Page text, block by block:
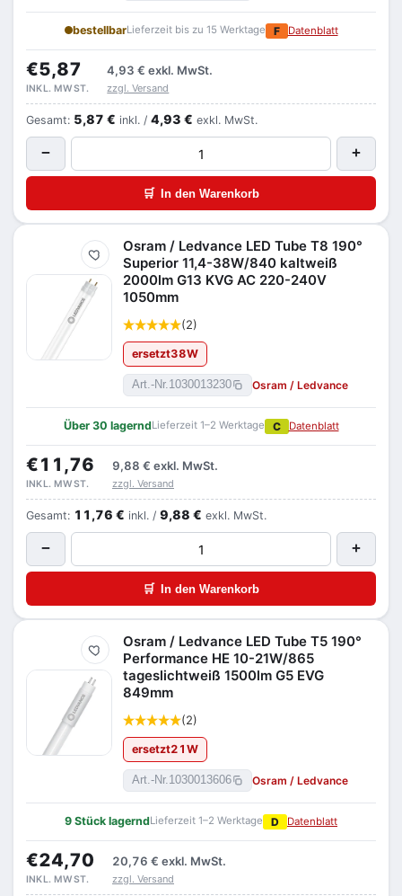
bestellbarLieferzeit bis zu 15 Werktage F Datenblatt
€5,87 4,93 € exkl. MwSt.
INKL. MWST. zzgl. Versand
Gesamt: 5,87 € inkl. / 4,93 € exkl. MwSt.
− +
🛒 In den Warenkorb
Merken
Osram / Ledvance LED Tube T8 190°
Superior 11,4-38W/840 kaltweiß
2000lm G13 KVG AC 220-240V
1050mm
(2)
ersetzt38W
Art.-Nr.1030013230 Osram / Ledvance
Über 30 lagerndLieferzeit 1–2 Werktage C Datenblatt
€11,76 9,88 € exkl. MwSt.
INKL. MWST. zzgl. Versand
Gesamt: 11,76 € inkl. / 9,88 € exkl. MwSt.
− +
🛒 In den Warenkorb
Merken
Osram / Ledvance LED Tube T5 190°
Performance HE 10-21W/865
tageslichtweiß 1500lm G5 EVG
849mm
(2)
ersetzt21 W
Art.-Nr.1030013606 Osram / Ledvance
9 Stück lagerndLieferzeit 1–2 Werktage D Datenblatt
€24,70 20,76 € exkl. MwSt.
INKL. MWST. zzgl. Versand